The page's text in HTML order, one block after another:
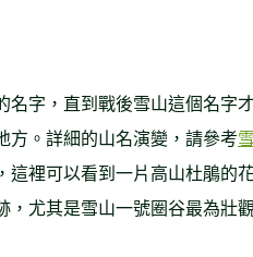
字，直到戰後雪山這個名字
方。詳細的山名演變，請參考
裡可以看到一片高山杜鵑的
尤其是雪山一號圈谷最為壯